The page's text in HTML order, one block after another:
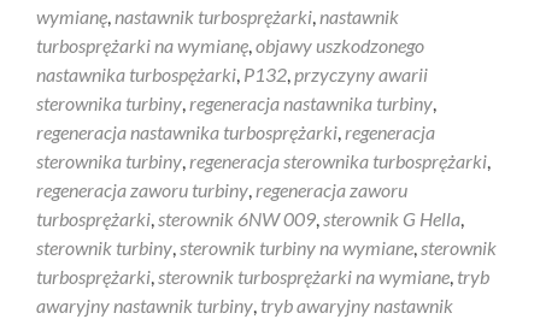
wymianę,nastawnik turbosprężarki,nastawnik
turbosprężarki na wymianę,objawy uszkodzonego
nastawnika turbospężarki, P132,przyczyny awarii
sterownika turbiny,regeneracja nastawnika turbiny,
regeneracja nastawnika turbosprężarki,regeneracja
sterownika turbiny,regeneracja sterownika turbosprężarki,
regeneracja zaworu turbiny,regeneracja zaworu
turbosprężarki,sterownik 6NW 009,sterownik G Hella,
sterownik turbiny,sterownik turbiny na wymiane,sterownik
turbosprężarki,sterownik turbosprężarki na wymiane, tryb
awaryjny nastawnik turbiny, tryb awaryjny nastawnik